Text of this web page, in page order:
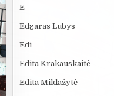
E
Edgaras Lubys
Edi
Edita Krakauskaitė
Edita Mildažytė